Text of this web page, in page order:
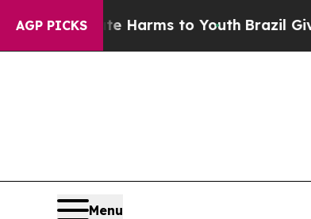
AGP PICKSHarms to YouthBrazil Gives
Menu